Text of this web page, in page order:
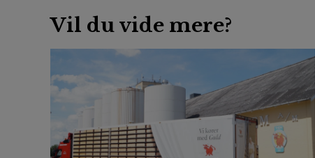
Vil du vide mere?